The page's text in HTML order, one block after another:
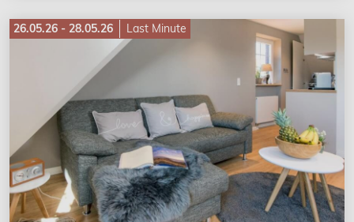
26.05.26 - 28.05.26 Last Minute